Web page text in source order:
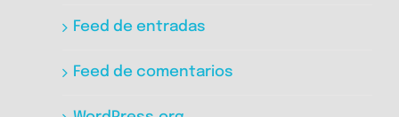
Feed de entradas
Feed de comentarios